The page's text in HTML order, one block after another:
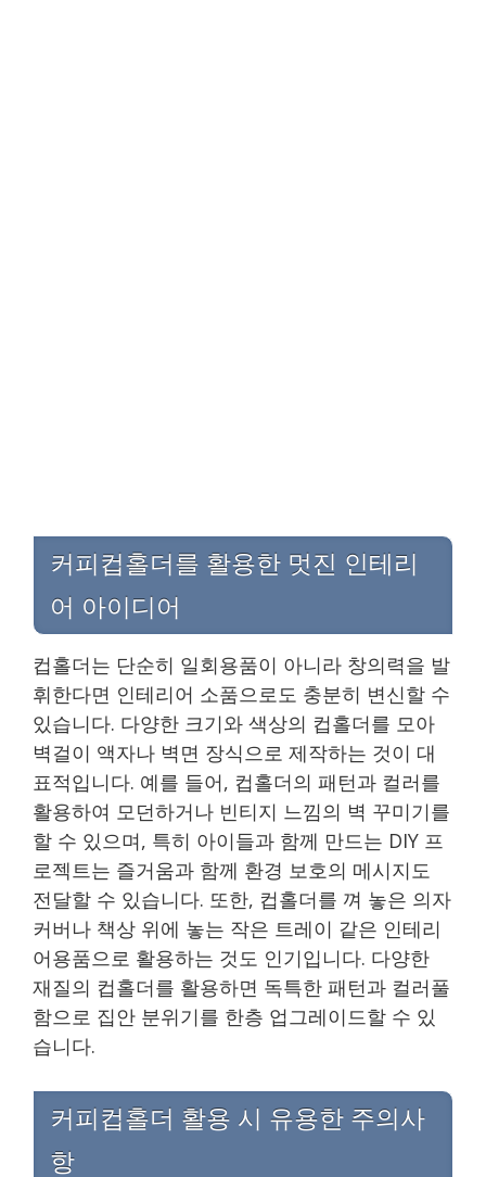
커피컵홀더를 활용한 멋진 인테리
어 아이디어
컵홀더는 단순히 일회용품이 아니라 창의력을 발
휘한다면 인테리어 소품으로도 충분히 변신할 수
있습니다. 다양한 크기와 색상의 컵홀더를 모아
벽걸이 액자나 벽면 장식으로 제작하는 것이 대
표적입니다. 예를 들어, 컵홀더의 패턴과 컬러를
활용하여 모던하거나 빈티지 느낌의 벽 꾸미기를
할 수 있으며, 특히 아이들과 함께 만드는 DIY 프
로젝트는 즐거움과 함께 환경 보호의 메시지도
전달할 수 있습니다. 또한, 컵홀더를 껴 놓은 의자
커버나 책상 위에 놓는 작은 트레이 같은 인테리
어용품으로 활용하는 것도 인기입니다. 다양한
재질의 컵홀더를 활용하면 독특한 패턴과 컬러풀
함으로 집안 분위기를 한층 업그레이드할 수 있
습니다.
커피컵홀더 활용 시 유용한 주의사
항